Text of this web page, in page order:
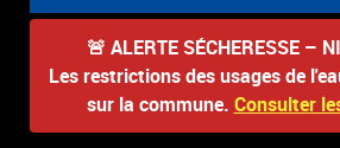
🚨 ALERTE SÉCHERESSE –
Les restrictions des usages de
sur la commune. Consulter